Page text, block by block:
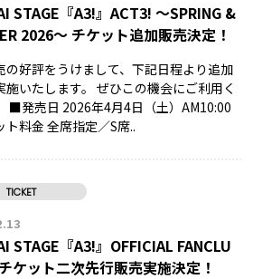
STAGE『A3!』ACT3! ～SPRING &
2026～ チケット追加販売決定！
の好評をうけまして、下記日程より追加
施いたします。 ぜひこの機会にご利用く
■発売日 2026年4月4日（土）AM10:00
料金 全席指定／S席..
TICKET
STAGE『A3!』OFFICIAL FANCLU
ケット二次先行販売実施決定！